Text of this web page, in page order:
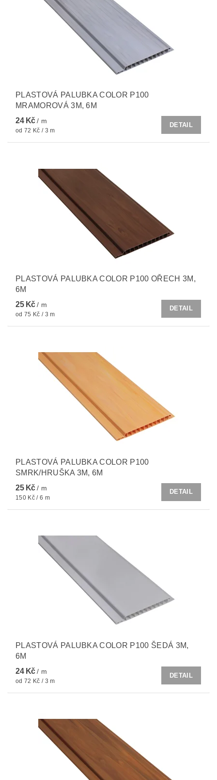
PLASTOVÁ PALUBKA COLOR P100
MRAMOROVÁ 3M, 6M
24 Kč/ m
od 72 Kč / 3 m
DETAIL
PLASTOVÁ PALUBKA COLOR P100 OŘECH 3M,
6M
25 Kč/ m
od 75 Kč / 3 m
DETAIL
PLASTOVÁ PALUBKA COLOR P100
SMRK/HRUŠKA 3M, 6M
25 Kč/ m
150 Kč / 6 m
DETAIL
PLASTOVÁ PALUBKA COLOR P100 ŠEDÁ 3M,
6M
24 Kč/ m
od 72 Kč / 3 m
DETAIL